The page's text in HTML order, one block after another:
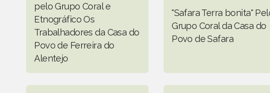
pelo Grupo Coral e
Etnográfico Os
Trabalhadores da Casa do
Povo de Ferreira do
Alentejo
"Safara Terra bonita"
Grupo Coral da Casa do
Povo de Safara